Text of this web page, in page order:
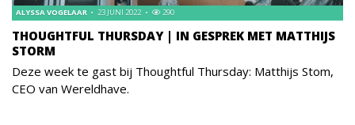
THOUGHTFUL THURSDAY | IN GESPREK MET MATTHIJS
STORM
ALYSSA VOGELAAR 23 JUNI 2022 290
Deze week te gast bij Thoughtful Thursday: Matthijs Stom,
CEO van Wereldhave.